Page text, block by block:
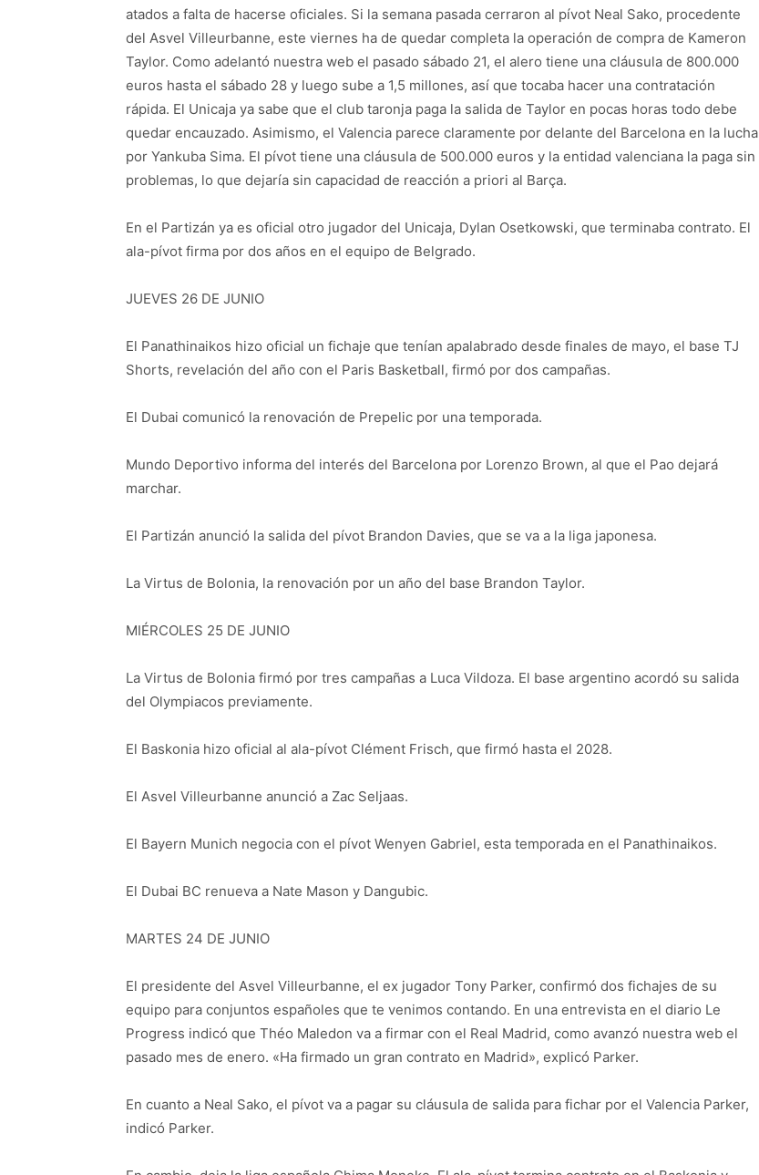
atados a falta de hacerse oficiales. Si la semana pasada cerraron al pívot Neal Sako, procedente
del Asvel Villeurbanne, este viernes ha de quedar completa la operación de compra de Kameron
Taylor. Como adelantó nuestra web el pasado sábado 21, el alero tiene una cláusula de 800.000
euros hasta el sábado 28 y luego sube a 1,5 millones, así que tocaba hacer una contratación
rápida. El Unicaja ya sabe que el club taronja paga la salida de Taylor en pocas horas todo debe
quedar encauzado. Asimismo, el Valencia parece claramente por delante del Barcelona en la lucha
por Yankuba Sima. El pívot tiene una cláusula de 500.000 euros y la entidad valenciana la paga sin
problemas, lo que dejaría sin capacidad de reacción a priori al Barça.
En el Partizán ya es oficial otro jugador del Unicaja, Dylan Osetkowski, que terminaba contrato. El
ala-pívot firma por dos años en el equipo de Belgrado.
JUEVES 26 DE JUNIO
El Panathinaikos hizo oficial un fichaje que tenían apalabrado desde finales de mayo, el base TJ
Shorts, revelación del año con el Paris Basketball, firmó por dos campañas.
El Dubai comunicó la renovación de Prepelic por una temporada.
Mundo Deportivo informa del interés del Barcelona por Lorenzo Brown, al que el Pao dejará
marchar.
El Partizán anunció la salida del pívot Brandon Davies, que se va a la liga japonesa.
La Virtus de Bolonia, la renovación por un año del base Brandon Taylor.
MIÉRCOLES 25 DE JUNIO
La Virtus de Bolonia firmó por tres campañas a Luca Vildoza. El base argentino acordó su salida
del Olympiacos previamente.
El Baskonia hizo oficial al ala-pívot Clément Frisch, que firmó hasta el 2028.
El Asvel Villeurbanne anunció a Zac Seljaas.
El Bayern Munich negocia con el pívot Wenyen Gabriel, esta temporada en el Panathinaikos.
El Dubai BC renueva a Nate Mason y Dangubic.
MARTES 24 DE JUNIO
El presidente del Asvel Villeurbanne, el ex jugador Tony Parker, confirmó dos fichajes de su
equipo para conjuntos españoles que te venimos contando. En una entrevista en el diario Le
Progress indicó que Théo Maledon va a firmar con el Real Madrid, como avanzó nuestra web el
pasado mes de enero. «Ha firmado un gran contrato en Madrid», explicó Parker.
En cuanto a Neal Sako, el pívot va a pagar su cláusula de salida para fichar por el Valencia Parker,
indicó Parker.